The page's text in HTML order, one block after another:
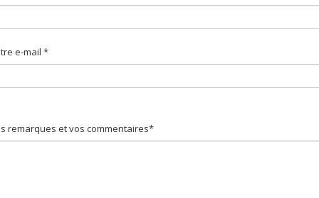
e-mail *
remarques et vos commentaires*